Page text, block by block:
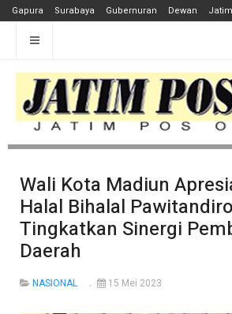
Gapura Surabaya Gubernuran Dewan Jatim
Wali Kota Madiun
Halal Bihalal
Tingkatkan Sinergi
Daerah
NASIONAL 15 Mei 2023